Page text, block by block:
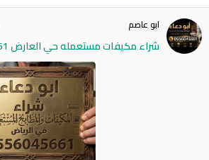
ابو عاصم
شراء مكيفات مستعمله حي العارض 0556045661